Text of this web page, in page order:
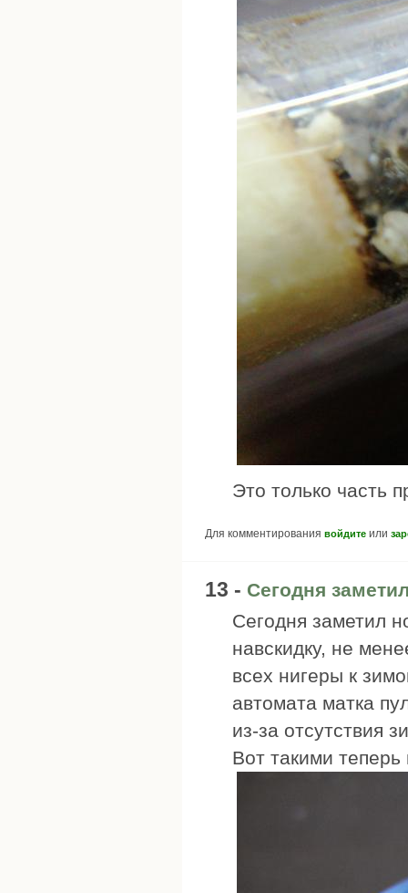
Это только часть
Для комментирования войдите или
13 - Сегодня
Сегодня заметил
навскидку, не
всех нигеры к
автомата матка
из-за отсутствия
Вот такими